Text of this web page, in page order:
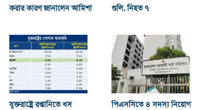
করার কারণ জানালেন আমিশা
গুলি, নিহত ৭
যুক্তরাষ্ট্রে রপ্তানিতে ধস পিএসসিতে ৪ সদস্য নিয়োগ